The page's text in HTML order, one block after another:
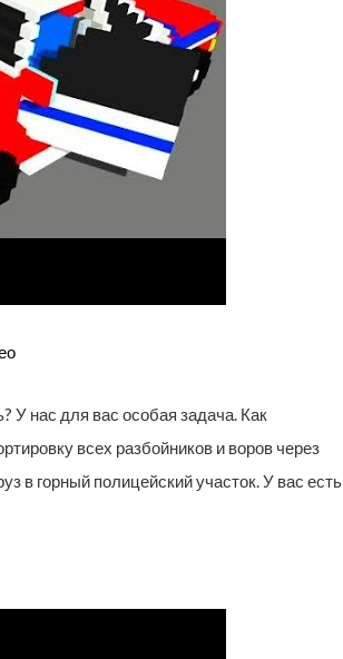
У нас для вас особая задача. Как
всех разбойников и воров через
в горный полицейский участок. У вас есть